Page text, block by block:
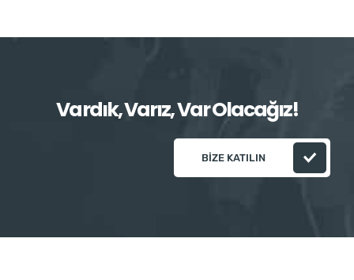
Vardık, Varız, Var Olacağız!
BIZE KATILIN